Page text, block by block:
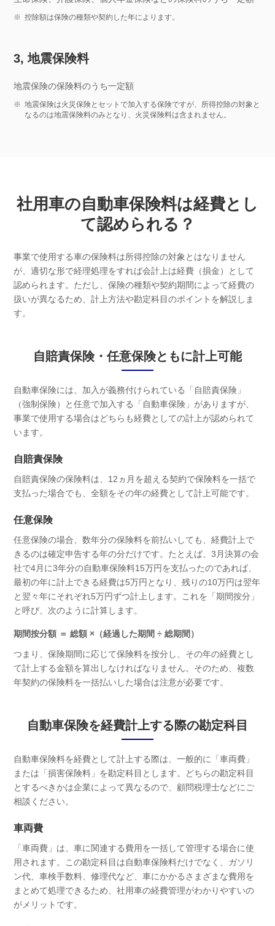
※ 控除額は保険の種類や契約した年によります。
3, 地震保険料
地震保険の保険料のうち一定額
※ 地震保険は火災保険とセットで加入する保険ですが、所得控除の対象と
なるのは地震保険料のみとなり、火災保険料は含まれません。
社用車の自動車保険料は経費とし
て認められる？
事業で使用する車の保険料は所得控除の対象とはなりません
が、適切な形で経理処理をすれば会計上は経費（損金）として
認められます。ただし、保険の種類や契約期間によって経費の
扱いが異なるため、計上方法や勘定科目のポイントを解説しま
す。
自賠責保険・任意保険ともに計上可能
自動車保険には、加入が義務付けられている「自賠責保険」
（強制保険）と任意で加入する「自動車保険」がありますが、
事業で使用する場合はどちらも経費としての計上が認められて
います。
自賠責保険
自賠責保険の保険料は、12ヵ月を超える契約で保険料を一括で
支払った場合でも、全額をその年の経費として計上可能です。
任意保険
任意保険の場合、数年分の保険料を前払いしても、経費計上で
きるのは確定申告する年の分だけです。たとえば、3月決算の会
社で4月に3年分の自動車保険料15万円を支払ったのであれば、
最初の年に計上できる経費は5万円となり、残りの10万円は翌年
と翌々年にそれぞれ5万円ずつ計上します。これを「期間按分」
と呼び、次のように計算します。
期間按分額 ＝ 総額 ×（経過した期間 ÷ 総期間）
つまり、保険期間に応じて保険料を按分し、その年の経費とし
て計上する金額を算出しなければなりません。そのため、複数
年契約の保険料を一括払いした場合は注意が必要です。
自動車保険を経費計上する際の勘定科目
自動車保険料を経費として計上する際は、一般的に「車両費」
または「損害保険料」を勘定科目とします。どちらの勘定科目
とするべきかは企業によって異なるので、顧問税理士などにご
相談ください。
車両費
「車両費」は、車に関連する費用を一括して管理する場合に使
用されます。この勘定科目は自動車保険料だけでなく、ガソリ
ン代、車検手数料、修理代など、車にかかるさまざまな費用を
まとめて処理できるため、社用車の経費管理がわかりやすいの
がメリットです。